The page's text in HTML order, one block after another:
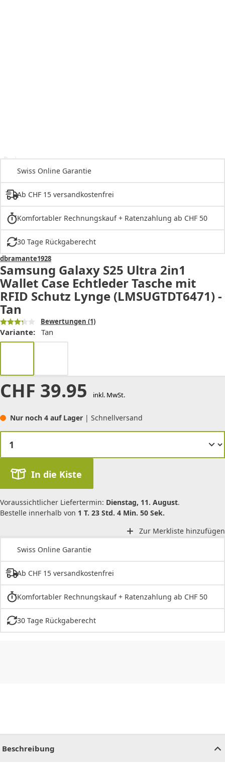
Swiss Online Garantie
Ab CHF 15 versandkostenfrei
Komfortabler Rechnungskauf + Ratenzahlung ab CHF 50
30 Tage Rückgaberecht
dbramante1928
Samsung Galaxy S25 Ultra 2in1
Wallet Case Echtleder Tasche mit
RFID Schutz Lynge (LMSUGTDT6471) -
Tan
Bewertungen (1)
Variante: Tan
CHF 39.95 inkl. MwSt.
Nur noch 4 auf Lager | Schnellversand
In die Kiste
Voraussichtlicher Liefertermin: Dienstag, 11. August.
Bestelle innerhalb von 1 T. 23 Std. 4 Min. 50 Sek.
Zur Merkliste hinzufügen
Swiss Online Garantie
Ab CHF 15 versandkostenfrei
Komfortabler Rechnungskauf + Ratenzahlung ab CHF 50
30 Tage Rückgaberecht
Beschreibung